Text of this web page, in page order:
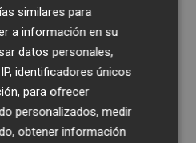
similares para
a información en su
datos personales,
identificadores únicos
para ofrecer
personalizados, medir
obtener información